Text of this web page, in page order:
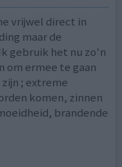
vrijwel direct in
maar de
gebruik het nu zo'n
om ermee te gaan
; extreme
komen, zinnen
brandende